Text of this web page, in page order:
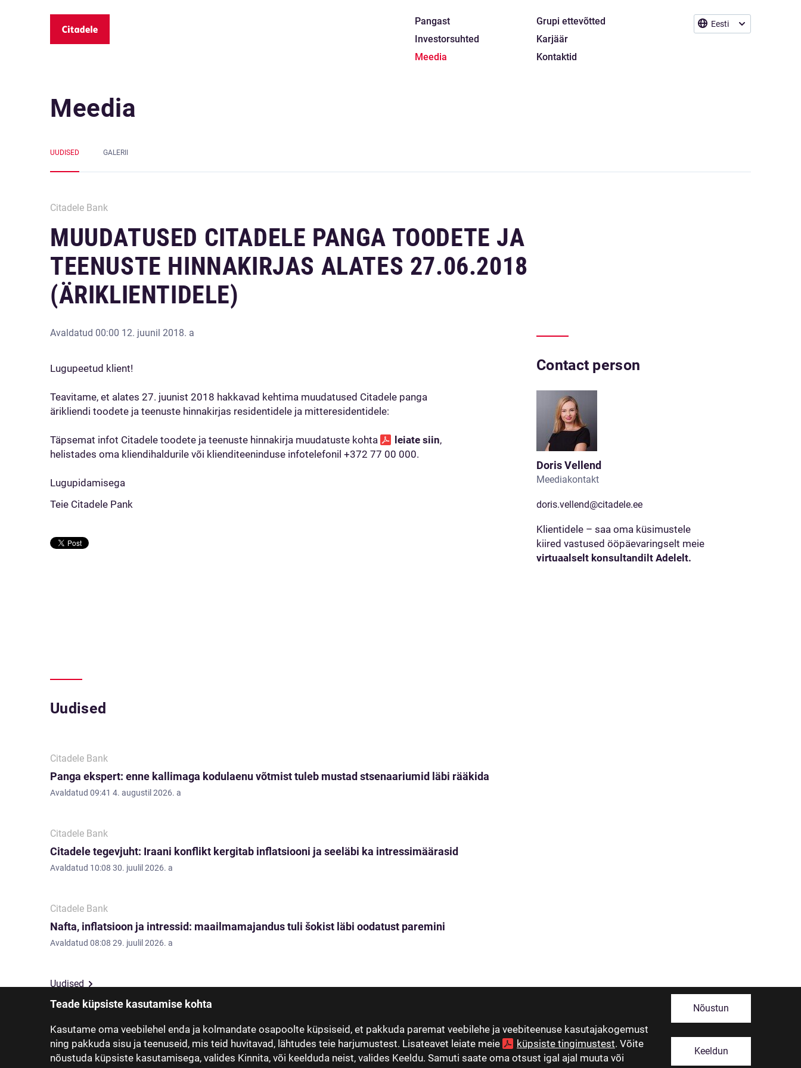
Teade küpsiste kasutamise kohta
Kasutame oma veebilehel enda ja kolmandate osapoolte küpsiseid, et pakkuda paremat veebilehe ja veebiteenuse kasutajakogemust
ning pakkuda sisu ja teenuseid, mis teid huvitavad, lähtudes teie harjumustest. Lisateavet leiate meie
küpsiste tingimustest. Võite
nõustuda küpsiste kasutamisega, valides Kinnita, või keelduda neist, valides Keeldu. Samuti saate oma otsust igal ajal muuta või
Nõustun
Keeldun
Eesti
Pangast
Investorsuhted
Meedia
Grupi ettevõtted
Karjäär
Kontaktid
Meedia
UUDISED GALERII
Citadele Bank
MUUDATUSED CITADELE PANGA TOODETE JA
TEENUSTE HINNAKIRJAS ALATES 27.06.2018
(ÄRIKLIENTIDELE)
Avaldatud 00:00 12. juunil 2018. a
Lugupeetud klient!
Teavitame, et alates 27. juunist 2018 hakkavad kehtima muudatused Citadele panga
ärikliendi toodete ja teenuste hinnakirjas residentidele ja mitteresidentidele:
Täpsemat infot Citadele toodete ja teenuste hinnakirja muudatuste kohta leiate siin,
helistades oma kliendihaldurile või klienditeeninduse infotelefonil +372 77 00 000.
Lugupidamisega
Teie Citadele Pank
Contact person
Doris Vellend
Meediakontakt
doris.vellend@citadele.ee
Klientidele – saa oma küsimustele
kiired vastused ööpäevaringselt meie
virtuaalselt konsultandilt Adelelt.
Uudised
Citadele Bank
Panga ekspert: enne kallimaga kodulaenu võtmist tuleb mustad stsenaariumid läbi rääkida
Avaldatud 09:41 4. augustil 2026. a
Citadele Bank
Citadele tegevjuht: Iraani konflikt kergitab inflatsiooni ja seeläbi ka intressimäärasid
Avaldatud 10:08 30. juulil 2026. a
Citadele Bank
Nafta, inflatsioon ja intressid: maailmamajandus tuli šokist läbi oodatust paremini
Avaldatud 08:08 29. juulil 2026. a
Uudised